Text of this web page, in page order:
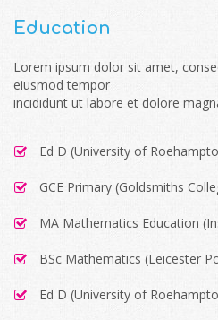
Education
Lorem ipsum dolor sit amet,
eiusmod tempor
incididunt ut labore et dolore
Ed D (University of
GCE Primary (Goldsmiths
MA Mathematics Education
BSc Mathematics (Leicester
Ed D (University of